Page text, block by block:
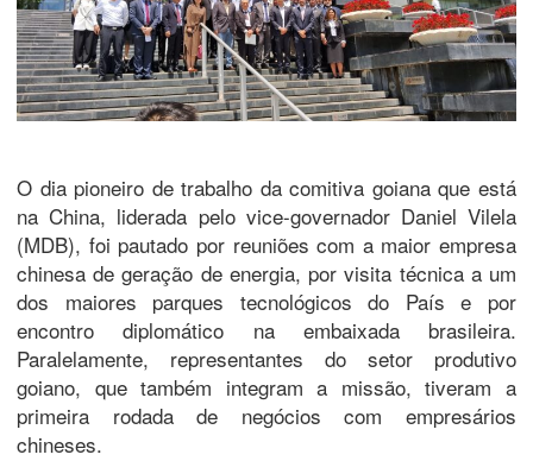
O dia pioneiro de trabalho da comitiva goiana que está
na China, liderada pelo vice-governador Daniel Vilela
(MDB), foi pautado por reuniões com a maior empresa
chinesa de geração de energia, por visita técnica a um
dos maiores parques tecnológicos do País e por
encontro diplomático na embaixada brasileira.
Paralelamente, representantes do setor produtivo
goiano, que também integram a missão, tiveram a
primeira rodada de negócios com empresários
chineses.